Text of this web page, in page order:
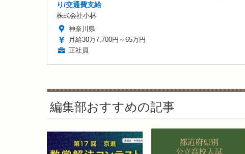
り/交通費支給
株式会社小林
神奈川県
月給30万7,700円～65万円
正社員
編集部おすすめの記事